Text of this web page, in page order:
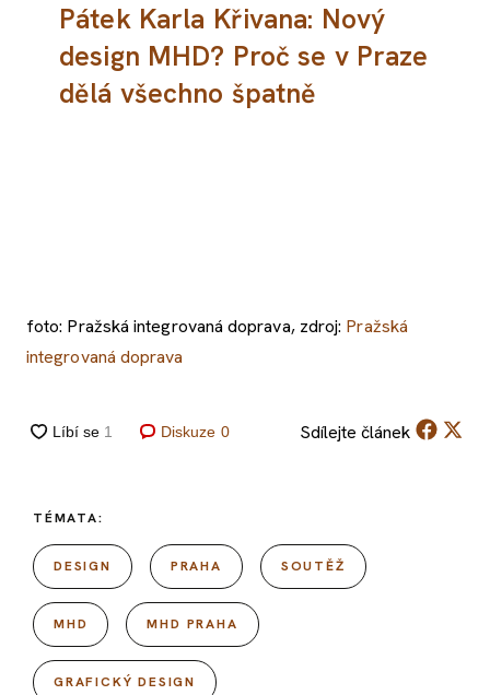
Pátek Karla Křivana: Nový
design MHD? Proč se v Praze
dělá všechno špatně
foto: Pražská integrovaná doprava, zdroj: Pražská
integrovaná doprava
Diskuze 0 Sdílejte článek
TÉMATA:
DESIGN PRAHA SOUTĚŽ
MHD MHD PRAHA
GRAFICKÝ DESIGN